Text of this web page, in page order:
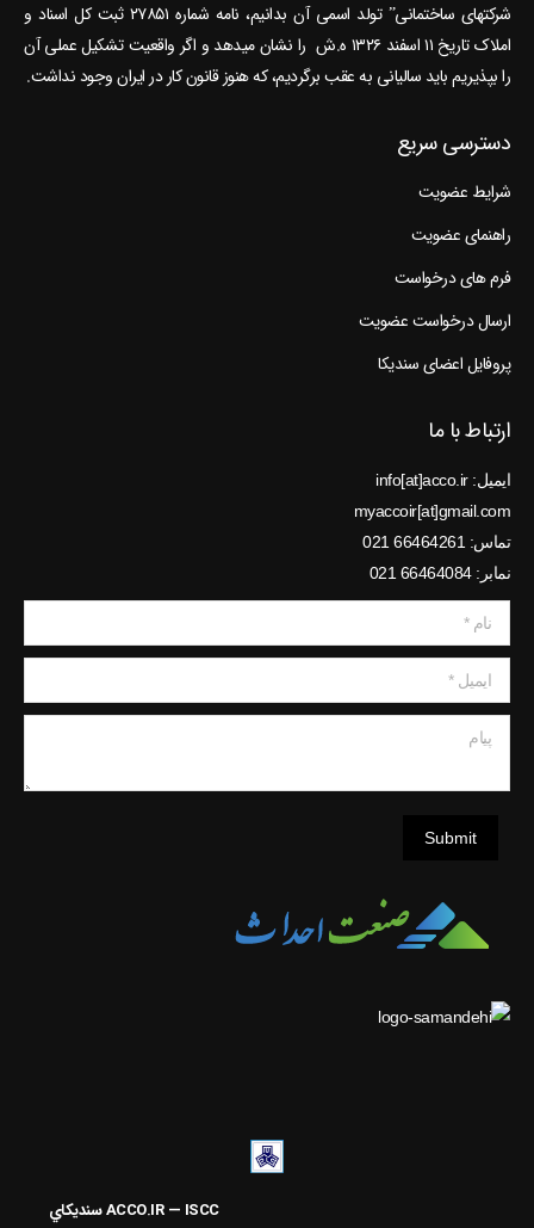
شرکتهای ساختمانی” تولد اسمی آن بدانیم، نامه شماره ۲۷۸۵۱ ثبت کل اسناد و
املاک تاریخ ۱۱ اسفند ۱۳۲۶ ه.ش را نشان می‎دهد و اگر واقعیت تشکیل عملی آن
را بپذیریم باید سالیانی به عقب برگردیم، که هنوز قانون کار در ایران وجود نداشت.
دسترسی سریع
شرایط عضویت
راهنمای عضویت
فرم های درخواست
ارسال درخواست عضویت
پروفایل اعضای سندیکا
ارتباط با ما
ایمیل: info[at]acco.ir
myaccoir[at]gmail.com
تماس: 66464261 021
نمابر: 66464084 021
نام *
ایمیل *
Submit
ACCO.IR — ISCC
سنديکاي